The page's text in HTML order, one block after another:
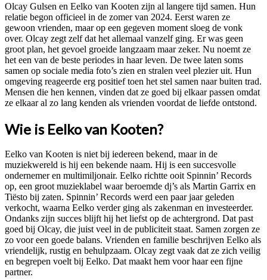
Olcay Gulsen en Eelko van Kooten zijn al langere tijd samen. Hun
relatie begon officieel in de zomer van 2024. Eerst waren ze
gewoon vrienden, maar op een gegeven moment sloeg de vonk
over. Olcay zegt zelf dat het allemaal vanzelf ging. Er was geen
groot plan, het gevoel groeide langzaam maar zeker. Nu noemt ze
het een van de beste periodes in haar leven. De twee laten soms
samen op sociale media foto’s zien en stralen veel plezier uit. Hun
omgeving reageerde erg positief toen het stel samen naar buiten trad.
Mensen die hen kennen, vinden dat ze goed bij elkaar passen omdat
ze elkaar al zo lang kenden als vrienden voordat de liefde ontstond.
Wie is Eelko van Kooten?
Eelko van Kooten is niet bij iedereen bekend, maar in de
muziekwereld is hij een bekende naam. Hij is een succesvolle
ondernemer en multimiljonair. Eelko richtte ooit Spinnin’ Records
op, een groot muzieklabel waar beroemde dj’s als Martin Garrix en
Tiësto bij zaten. Spinnin’ Records werd een paar jaar geleden
verkocht, waarna Eelko verder ging als zakenman en investeerder.
Ondanks zijn succes blijft hij het liefst op de achtergrond. Dat past
goed bij Olcay, die juist veel in de publiciteit staat. Samen zorgen ze
zo voor een goede balans. Vrienden en familie beschrijven Eelko als
vriendelijk, rustig en behulpzaam. Olcay zegt vaak dat ze zich veilig
en begrepen voelt bij Eelko. Dat maakt hem voor haar een fijne
partner.